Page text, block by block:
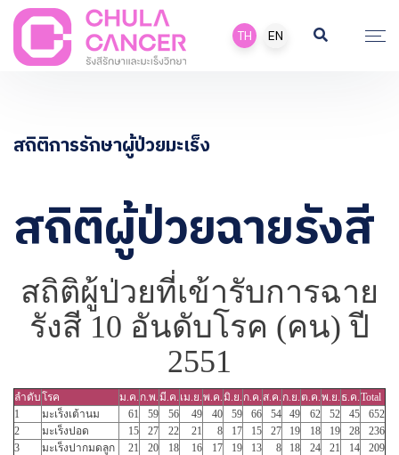
TH EN
สถิติการรักษาผู้ป่วยมะเร็ง
สถิติผู้ป่วยฉายรังสี
สถิติผู้ป่วยที่เข้ารับการฉาย
รังสี 10 อันดับโรค (คน) ปี
2551
ลำดับโรค ม.ค. ก.พ.มี.ค. เม.ย.พ.ค.มิ.ย. ก.ค. ส.ค. ก.ย. ต.ค.พ.ย. ธ.ค.Total
1
มะเร็งเต้านม 61 59 56 49 40 59 66 54 49 62 52 45
652
2
มะเร็งปอด 15 27 22 21 8 17 15 27 19 18 19 28
236
3
มะเร็งปากมดลูก 21 20 18 16 17 19 13 8 18 24 21 14
209